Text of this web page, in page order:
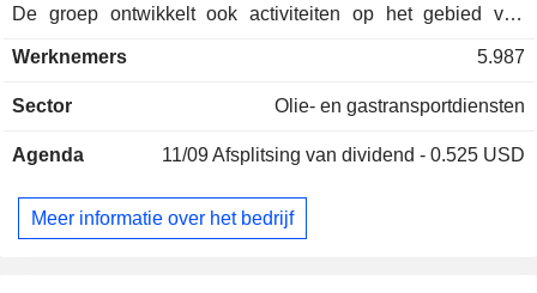
De groep ontwikkelt ook activiteiten op het gebied van
LNG (15,5%); - overige activiteiten (3,8%). De volledige
Werknemers 5.987
Sector Olie- en gastransportdiensten
Agenda 11/09Afsplitsing van dividend - 0.525 USD
Meer informatie over het bedrijf